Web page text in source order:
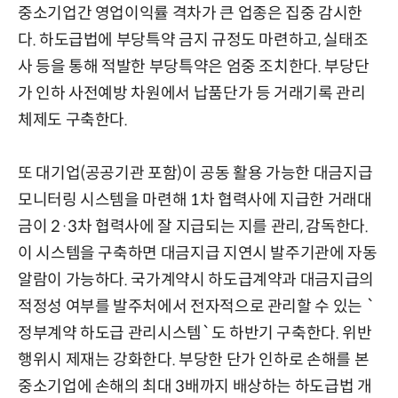
중소기업간 영업이익률 격차가 큰 업종은 집중 감시한
다. 하도급법에 부당특약 금지 규정도 마련하고, 실태조
사 등을 통해 적발한 부당특약은 엄중 조치한다. 부당단
가 인하 사전예방 차원에서 납품단가 등 거래기록 관리
체제도 구축한다.
또 대기업(공공기관 포함)이 공동 활용 가능한 대금지급
모니터링 시스템을 마련해 1차 협력사에 지급한 거래대
금이 2·3차 협력사에 잘 지급되는 지를 관리, 감독한다.
이 시스템을 구축하면 대금지급 지연시 발주기관에 자동
알람이 가능하다. 국가계약시 하도급계약과 대금지급의
적정성 여부를 발주처에서 전자적으로 관리할 수 있는 `
정부계약 하도급 관리시스템`도 하반기 구축한다. 위반
행위시 제재는 강화한다. 부당한 단가 인하로 손해를 본
중소기업에 손해의 최대 3배까지 배상하는 하도급법 개